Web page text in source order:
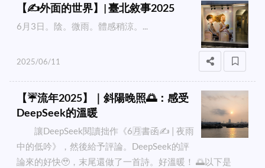
【✍️外面的世界】| 臺北敘事2025
6月3日。陰。微雨。體感稍涼。...
2025/06/11
【☔流年2025】｜斜陽晚照🌅：感受
DeepSeek的溫暖
讓DeepSeek閱讀拙作《6🈷️書函✍️ | 夜雨
中的低吟》，然後給予評論。DeepSeek的評
論來的好快🥹，末尾還做了一首詩。好溫暖！ 🌅以下是